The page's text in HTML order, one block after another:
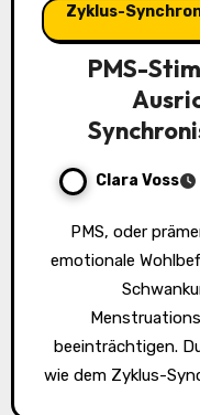
Zyklus-
PMS-
Clara Voss
PMS, oder prämenstruelles Syndrom, kann das
emotionale
beeinträchtigen.
wie dem Zyklus-